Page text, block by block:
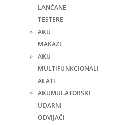
LANČANE
TESTERE
AKU
MAKAZE
AKU
MULTIFUNKCIONALI
ALATI
AKUMULATORSKI
UDARNI
ODVIJAČI